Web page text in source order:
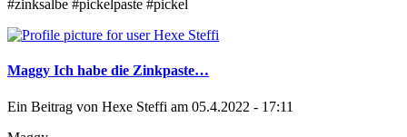
#zinksalbe #pickelpaste #pickel
Maggy Ich habe die Zinkpaste…
Ein Beitrag von Hexe Steffi am 05.4.2022 - 17:11